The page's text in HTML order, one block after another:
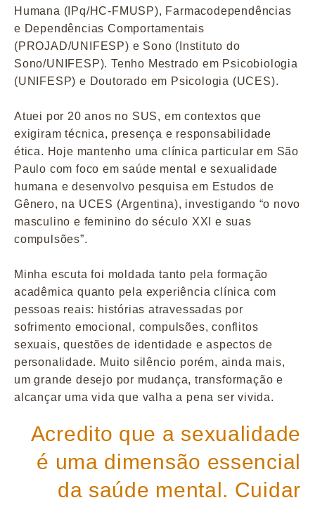
Humana (IPq/HC-FMUSP), Farmacodependências
e Dependências Comportamentais
(PROJAD/UNIFESP) e Sono (Instituto do
Sono/UNIFESP). Tenho Mestrado em Psicobiologia
(UNIFESP) e Doutorado em Psicologia (UCES).
Atuei por 20 anos no SUS, em contextos que
exigiram técnica, presença e responsabilidade
ética. Hoje mantenho uma clínica particular em São
Paulo com foco em saúde mental e sexualidade
humana e desenvolvo pesquisa em Estudos de
Gênero, na UCES (Argentina), investigando “o novo
masculino e feminino do século XXI e suas
compulsões”.
Minha escuta foi moldada tanto pela formação
acadêmica quanto pela experiência clínica com
pessoas reais: histórias atravessadas por
sofrimento emocional, compulsões, conflitos
sexuais, questões de identidade e aspectos de
personalidade. Muito silêncio porém, ainda mais,
um grande desejo por mudança, transformação e
alcançar uma vida que valha a pena ser vivida.
Acredito que a sexualidade
é uma dimensão essencial
da saúde mental. Cuidar